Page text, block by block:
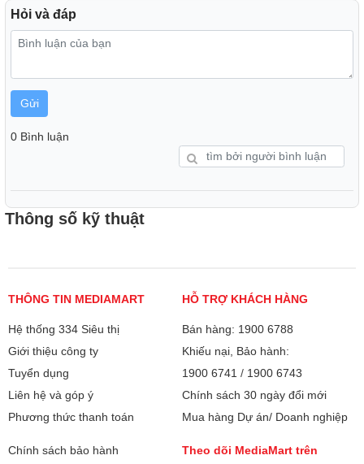
Hỏi và đáp
Gửi
0 Bình luận
Thông số kỹ thuật
THÔNG TIN MEDIAMART
Hệ thống 334 Siêu thị
Giới thiệu công ty
Tuyển dụng
Liên hệ và góp ý
Phương thức thanh toán
HỖ TRỢ KHÁCH HÀNG
Bán hàng: 1900 6788
Khiếu nại, Bảo hành:
1900 6741 / 1900 6743
Chính sách 30 ngày đổi mới
Mua hàng Dự án/ Doanh nghiệp
Chính sách bảo hành Theo dõi MediaMart trên